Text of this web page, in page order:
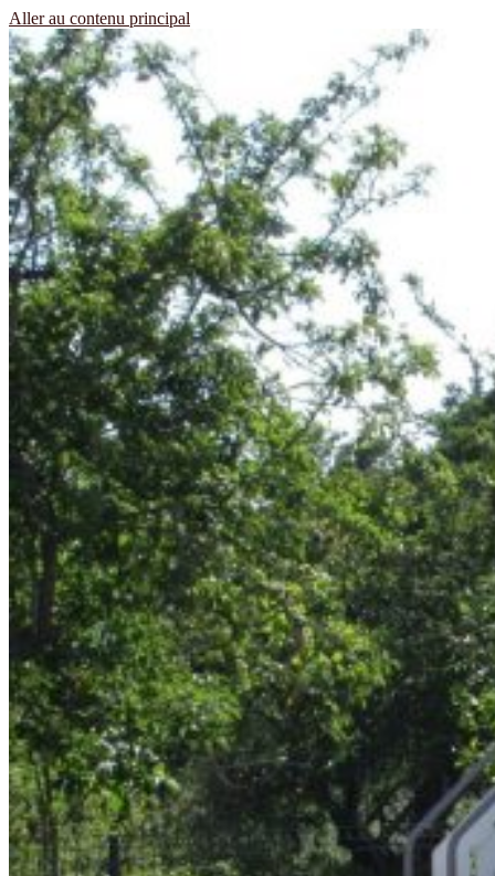
Aller au contenu principal